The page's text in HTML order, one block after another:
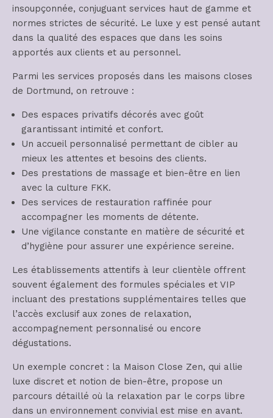
insoupçonnée, conjuguant services haut de gamme et
normes strictes de sécurité. Le luxe y est pensé autant
dans la qualité des espaces que dans les soins
apportés aux clients et au personnel.
Parmi les services proposés dans les maisons closes
de Dortmund, on retrouve :
Des espaces privatifs décorés avec goût
garantissant intimité et confort.
Un accueil personnalisé permettant de cibler au
mieux les attentes et besoins des clients.
Des prestations de massage et bien-être en lien
avec la culture FKK.
Des services de restauration raffinée pour
accompagner les moments de détente.
Une vigilance constante en matière de sécurité et
d’hygiène pour assurer une expérience sereine.
Les établissements attentifs à leur clientèle offrent
souvent également des formules spéciales et VIP
incluant des prestations supplémentaires telles que
l’accès exclusif aux zones de relaxation,
accompagnement personnalisé ou encore
dégustations.
Un exemple concret : la Maison Close Zen, qui allie
luxe discret et notion de bien-être, propose un
parcours détaillé où la relaxation par le corps libre
dans un environnement convivial est mise en avant.